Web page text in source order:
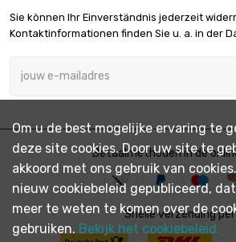
Sie können Ihr Einverständnis jederzeit
Kontaktinformationen finden Sie u. a. in der
Betaalmethoden in de
Snelle verzending per
Om u de best mogelijke ervaring te
deze site cookies. Door uw site te
akkoord met ons gebruik van
nieuw cookiebeleid gepubliceerd,
meer te weten te komen over de
gebruiken. Bekijk het cookiebeleid.